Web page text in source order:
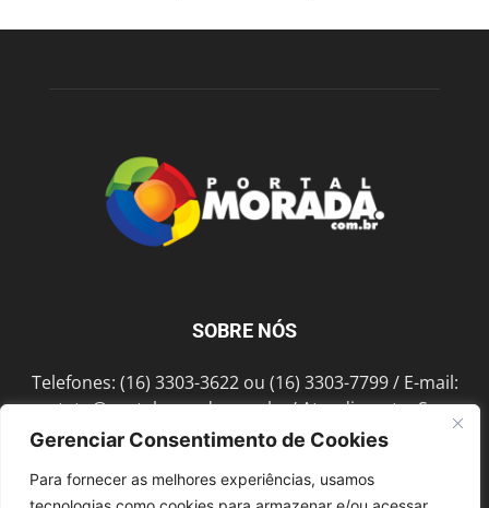
Gerenciar Consentimento de Cookies
Para fornecer as melhores experiências, usamos
SOBRE NÓS
Telefones: (16) 3303-3622 ou (16) 3303-7799 / E-mail:
contato@portalmorada.com.br/ Atendimento: Seg a
Sex das 8h às 18h / Endereço: Av. Bento de Abreu, 889